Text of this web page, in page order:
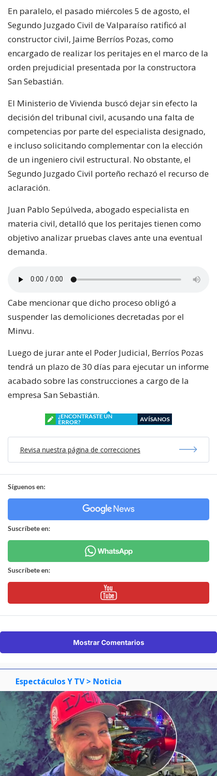
En paralelo, el pasado miércoles 5 de agosto, el
Segundo Juzgado Civil de Valparaíso ratificó al
constructor civil, Jaime Berríos Pozas, como
encargado de realizar los peritajes en el marco de la
orden prejudicial presentada por la constructora
San Sebastián.
El Ministerio de Vivienda buscó dejar sin efecto la
decisión del tribunal civil, acusando una falta de
competencias por parte del especialista designado,
e incluso solicitando complementar con la elección
de un ingeniero civil estructural. No obstante, el
Segundo Juzgado Civil porteño rechazó el recurso de
aclaración.
Juan Pablo Sepúlveda, abogado especialista en
materia civil, detalló que los peritajes tienen como
objetivo analizar pruebas claves ante una eventual
demanda.
Cabe mencionar que dicho proceso obligó a
suspender las demoliciones decretadas por el
Minvu.
Luego de jurar ante el Poder Judicial, Berríos Pozas
tendrá un plazo de 30 días para ejecutar un informe
acabado sobre las construcciones a cargo de la
empresa San Sebastián.
¿ENCONTRASTE UN
ERROR?
AVÍSANOS
Revisa nuestra página de correcciones
Síguenos en:
Suscríbete en:
Suscríbete en:
Mostrar Comentarios
Espectáculos Y TV > Noticia